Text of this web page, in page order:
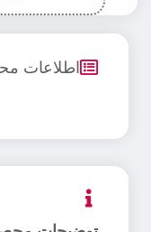
اطلاعات